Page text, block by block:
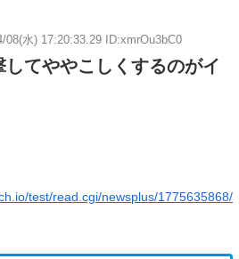
08(水) 17:20:33.29 ID:xmrOu3bC0
てややこしくするのがイ
test/read.cgi/newsplus/1775635868/